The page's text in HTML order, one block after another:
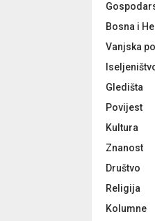
Bosna i
Vanjska
Gledišta
Povijest
Kultura
Znanost
Društvo
Religija
Kolumne